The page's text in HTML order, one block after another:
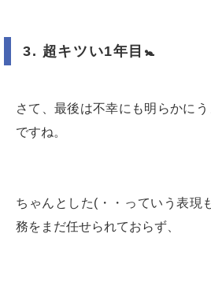
3. 超キツい1年目 🚼
さて、最後は不幸にも明らかに
ですね。
ちゃんとした(・・っていう表現
務をまだ任せられておらず、